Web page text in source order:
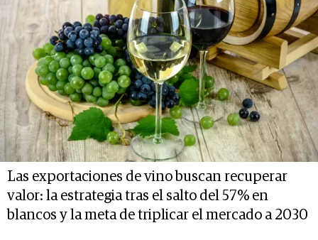
Las exportaciones de vino buscan recuperar
valor: la estrategia tras el salto del 57% en
blancos y la meta de triplicar el mercado a 2030